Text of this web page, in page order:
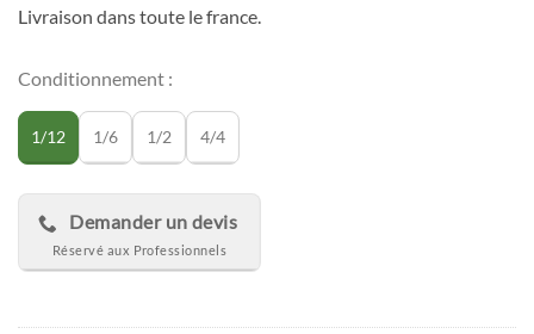
Livraison dans toute le france.
Conditionnement :
1/12 1/6 1/2 4/4
Demander un devis